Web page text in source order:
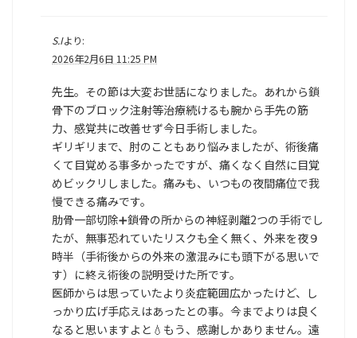
S.Iより:
2026年2月6日 11:25 PM
先生。その節は大変お世話になりました。あれから鎖
骨下のブロック注射等治療続けるも腕から手先の筋
力、感覚共に改善せず今日手術しました。
ギリギリまで、肘のこともあり悩みましたが、術後痛
くて目覚める事多かったですが、痛くなく自然に目覚
めビックリしました。痛みも、いつもの夜間痛位で我
慢できる痛みです。
肋骨一部切除➕️鎖骨の所からの神経剥離2つの手術でし
たが、無事恐れていたリスクも全く無く、外来を夜９
時半（手術後からの外来の激混みにも頭下がる思いで
す）に終え術後の説明受けた所です。
医師からは思っていたより炎症範囲広かったけど、し
っかり広げ手応えはあったとの事。今までよりは良く
なると思いますよと💧もう、感謝しかありません。遠